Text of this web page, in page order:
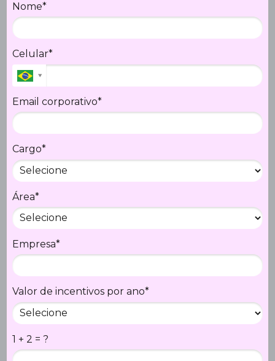
Nome*
Celular*
Email corporativo*
Cargo*
Área*
Empresa*
Valor de incentivos por ano*
1 + 2 = ?